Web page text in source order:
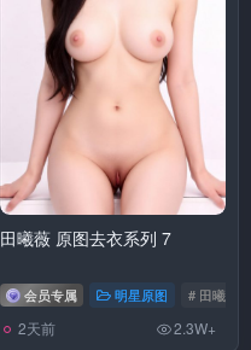
田曦薇 原图去衣系列 7
会员专属 明星原图 # 田曦薇
2天前 2.3W+